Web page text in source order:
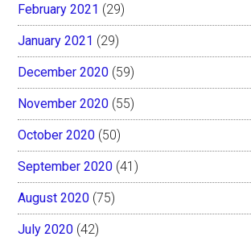
February 2021 (29)
January 2021 (29)
December 2020 (59)
November 2020 (55)
October 2020 (50)
September 2020 (41)
August 2020 (75)
July 2020 (42)